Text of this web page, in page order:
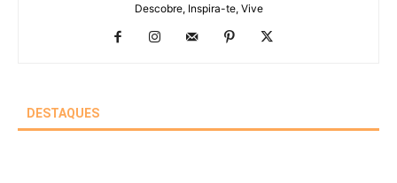
Descobre, Inspira-te, Vive
DESTAQUES